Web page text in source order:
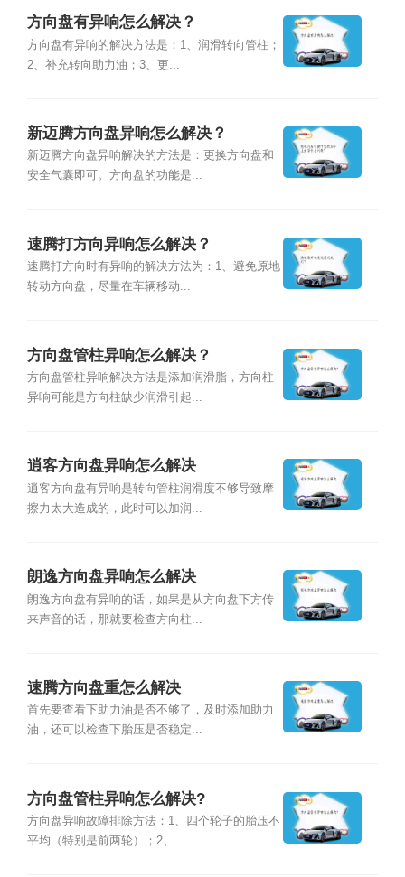
方向盘有异响怎么解决？
方向盘有异响的解决方法是：1、润滑转向管柱；
2、补充转向助力油；3、更...
新迈腾方向盘异响怎么解决？
新迈腾方向盘异响解决的方法是：更换方向盘和
安全气囊即可。方向盘的功能是...
速腾打方向异响怎么解决？
速腾打方向时有异响的解决方法为：1、避免原地
转动方向盘，尽量在车辆移动...
方向盘管柱异响怎么解决？
方向盘管柱异响解决方法是添加润滑脂，方向柱
异响可能是方向柱缺少润滑引起...
逍客方向盘异响怎么解决
逍客方向盘有异响是转向管柱润滑度不够导致摩
擦力太大造成的，此时可以加润...
朗逸方向盘异响怎么解决
朗逸方向盘有异响的话，如果是从方向盘下方传
来声音的话，那就要检查方向柱...
速腾方向盘重怎么解决
首先要查看下助力油是否不够了，及时添加助力
油，还可以检查下胎压是否稳定...
方向盘管柱异响怎么解决?
方向盘异响故障排除方法：1、四个轮子的胎压不
平均（特别是前两轮）；2、...